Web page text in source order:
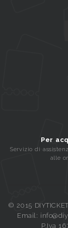
Per
Servizio di
alle
© 2015
Email:
P.Iva